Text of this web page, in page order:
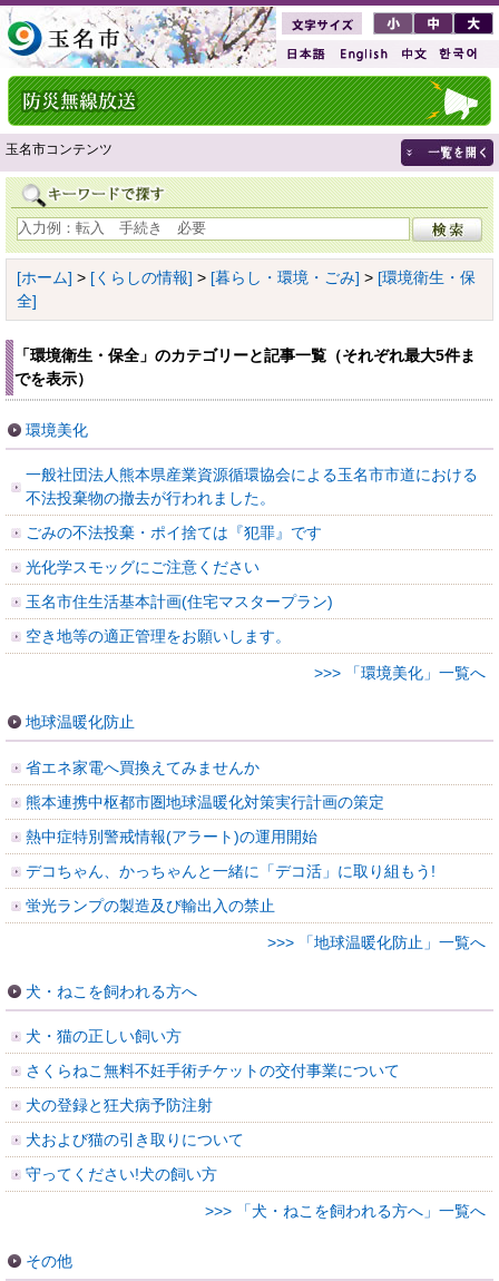
玉名市コンテンツ
[ホーム] > [くらしの情報] > [暮らし・環境・ごみ] > [環境衛生・保
全]
「環境衛生・保全」のカテゴリーと記事一覧（それぞれ最大5件ま
でを表示）
環境美化
一般社団法人熊本県産業資源循環協会による玉名市市道における
不法投棄物の撤去が行われました。
ごみの不法投棄・ポイ捨ては『犯罪』です
光化学スモッグにご注意ください
玉名市住生活基本計画(住宅マスタープラン)
空き地等の適正管理をお願いします。
>>> 「環境美化」一覧へ
地球温暖化防止
省エネ家電へ買換えてみませんか
熊本連携中枢都市圏地球温暖化対策実行計画の策定
熱中症特別警戒情報(アラート)の運用開始
デコちゃん、かっちゃんと一緒に「デコ活」に取り組もう!
蛍光ランプの製造及び輸出入の禁止
>>> 「地球温暖化防止」一覧へ
犬・ねこを飼われる方へ
犬・猫の正しい飼い方
さくらねこ無料不妊手術チケットの交付事業について
犬の登録と狂犬病予防注射
犬および猫の引き取りについて
守ってください!犬の飼い方
>>> 「犬・ねこを飼われる方へ」一覧へ
その他